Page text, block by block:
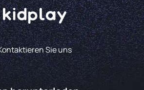
Sie uns